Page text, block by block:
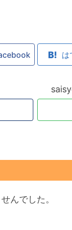
は
んでした。